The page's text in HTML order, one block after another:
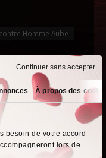
Continuer sans accepter
À propos des
besoin de votre accord
lors de
Homme Aube